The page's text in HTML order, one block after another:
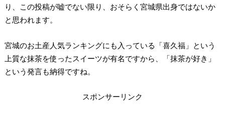
り、この投稿が嘘でない限り、おそらく宮城県出身ではないか
と思われます。
宮城のお土産人気ランキングにも入っている「喜久福」という
上質な抹茶を使ったスイーツが有名ですから、「抹茶が好き」
という発言も納得ですね。
スポンサーリンク